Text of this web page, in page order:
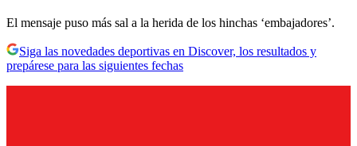
El mensaje puso más sal a la herida de los hinchas ‘embajadores’.
Siga las novedades deportivas en Discover, los resultados y
prepárese para las siguientes fechas